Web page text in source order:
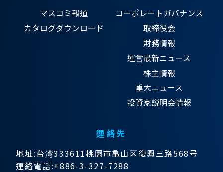
マスコミ報道
カタログダウンロード
コーポレートガバナンス
取締役会
財務情報
運営最新ニュース
株主情報
重大ニュース
投資家説明会情報
連絡先
地址:台湾333611桃園市亀山区復興三路568号
連絡電話:+886-3-327-7288